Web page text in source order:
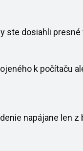
ste dosiahli
k počítaču
napájane len